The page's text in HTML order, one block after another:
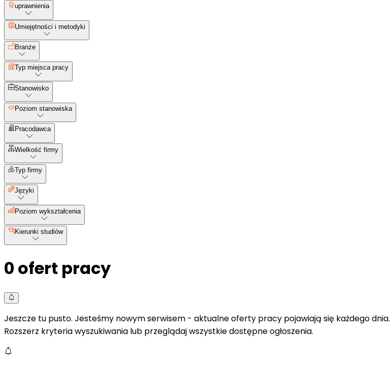
uprawnienia
Umiejętności i metodyki
Branże
Typ miejsca pracy
Stanowisko
Poziom stanowiska
Pracodawca
Wielkość firmy
Typ firmy
Języki
Poziom wykształcenia
Kierunki studiów
0 ofert pracy
Jeszcze tu pusto. Jesteśmy nowym serwisem - aktualne oferty pracy pojawiają się każdego dnia.
Rozszerz kryteria wyszukiwania lub przeglądaj wszystkie dostępne ogłoszenia.